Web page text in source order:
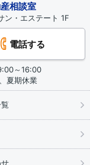
相談室
・エステート 1F
電話する
～16:00
夏期休業